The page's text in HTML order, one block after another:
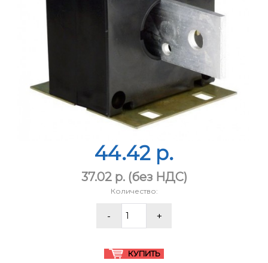
44.42 p.
37.02 p.(без НДС)
Количество: